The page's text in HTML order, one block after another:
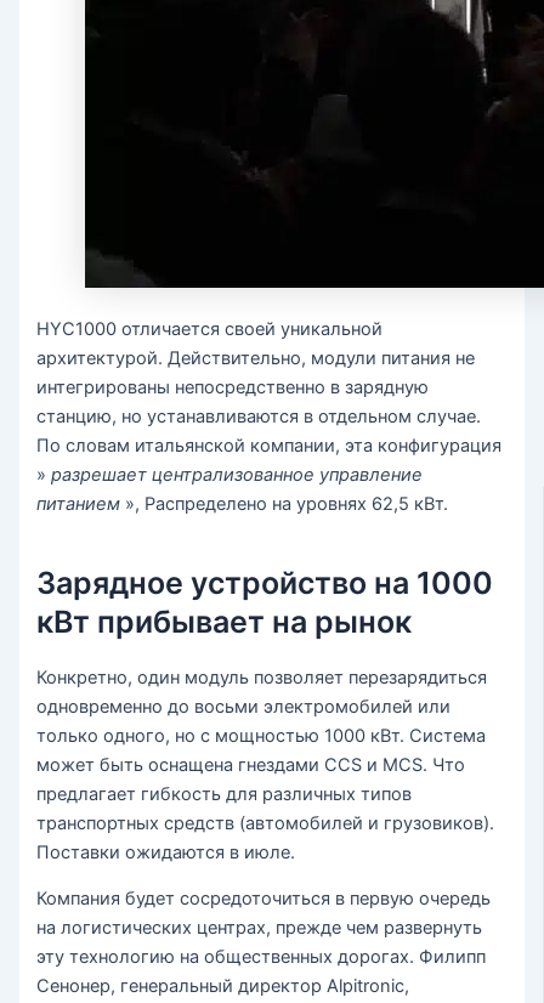
HYC1000 отличается своей уникальной
архитектурой. Действительно, модули питания не
интегрированы непосредственно в зарядную
станцию, но устанавливаются в отдельном случае.
По словам итальянской компании, эта конфигурация
» разрешает централизованное управление
питанием », Распределено на уровнях 62,5 кВт.
Зарядное устройство на 1000
кВт прибывает на рынок
Конкретно, один модуль позволяет перезарядиться
одновременно до восьми электромобилей или
только одного, но с мощностью 1000 кВт. Система
может быть оснащена гнездами CCS и MCS. Что
предлагает гибкость для различных типов
транспортных средств (автомобилей и грузовиков).
Поставки ожидаются в июле.
Компания будет сосредоточиться в первую очередь
на логистических центрах, прежде чем развернуть
эту технологию на общественных дорогах. Филипп
Сенонер, генеральный директор Alpitronic,